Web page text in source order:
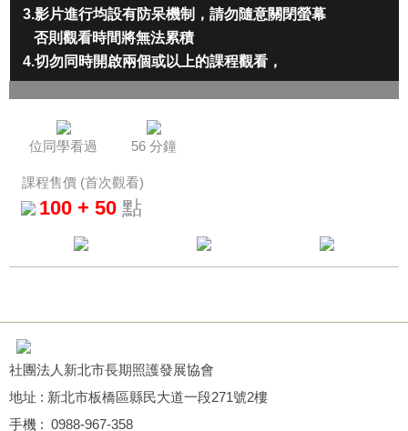
3.影片進行均設有防呆機制 ， 請勿隨意關閉螢幕
否則觀看時間將無法累積
4.切勿同時開啟兩個或以上的課程觀看 ，
將會影響積分的取得
★認證字號：[ 台智俊長字第
★專業法規課程：0.5
★課程截止日：112.06.30
位同學看過 56 分鐘
課程售價 (首次觀看)
100 + 50 點
社團法人新北市長期照護發展協會
地址 : 新北市板橋區縣民大道一段271號2樓
手機 : 0988-967-358